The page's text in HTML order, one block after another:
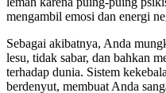
mengambil emosi dan energi
Sebagai akibatnya, Anda
lesu, tidak sabar, dan bahkan
terhadap dunia. Sistem
berdenyut, membuat Anda